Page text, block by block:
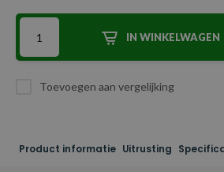
IN WINKELWAGEN
Toevoegen aan vergelijking
Product informatie Uitrusting